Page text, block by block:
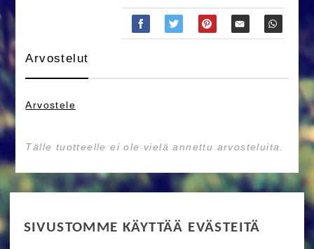
SIVUSTOMME KÄYTTÄÄ EVÄSTEITÄ
Arvostelut
Arvostele
Tälle tuotteelle ei ole vielä annettu arvosteluita.